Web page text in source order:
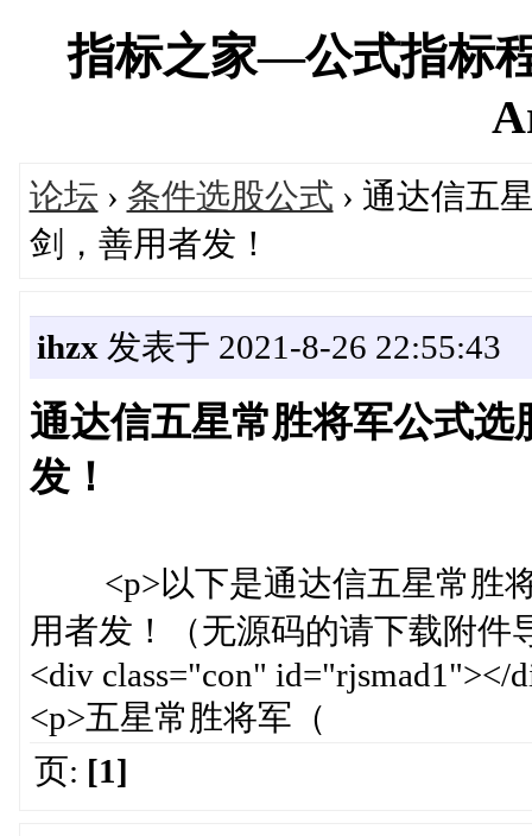
指标之家—公式指标
论坛 › 条件选股公式 › 通达信五
剑，善用者发！
ihzx 发表于 2021-8-26 22:55:43
通达信五星常胜将军公式
发！
<p>以下是通达信五星常胜将
用者发！（无源码的请下载附件
<div class="con" id="rjsmad1"></
<p>五星常胜将军（
页: [1]